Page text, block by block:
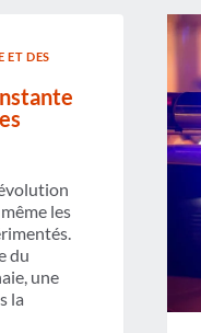
ET DES
les
du
une
la